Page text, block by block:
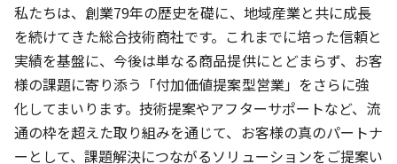
私たちは、創業79年の歴史を礎に、地域産業と共に成長
を続けてきた総合技術商社です。これまでに培った信頼と
実績を基盤に、今後は単なる商品提供にとどまらず、お客
様の課題に寄り添う「付加価値提案型営業」をさらに強
化してまいります。技術提案やアフターサポートなど、流
通の枠を超えた取り組みを通じて、お客様の真のパートナ
ーとして、課題解決につながるソリューションをご提案い